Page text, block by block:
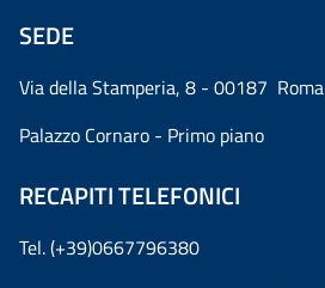
SEDE
Via della Stamperia, 8 - 00187 Roma
Palazzo Cornaro - Primo piano
RECAPITI TELEFONICI
Tel. (+39)0667796380